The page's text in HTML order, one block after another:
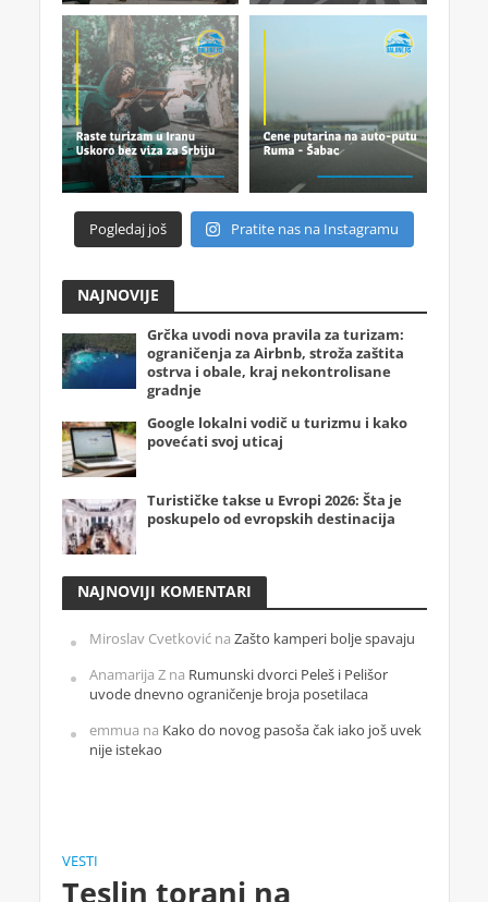
Pogledaj još Pratite nas na Instagramu
NAJNOVIJE
Grčka uvodi nova pravila za turizam:
ograničenja za Airbnb, stroža zaštita
ostrva i obale, kraj nekontrolisane
gradnje
Google lokalni vodič u turizmu i kako
povećati svoj uticaj
Turističke takse u Evropi 2026: Šta je
poskupelo od evropskih destinacija
NAJNOVIJI KOMENTARI
Miroslav Cvetkovićna Zašto kamperi bolje spavaju
Anamarija Zna Rumunski dvorci Peleš i Pelišor
uvode dnevno ograničenje broja posetilaca
emmua na Kako do novog pasoša čak iako još uvek
nije istekao
VESTI
Teslin toranj na